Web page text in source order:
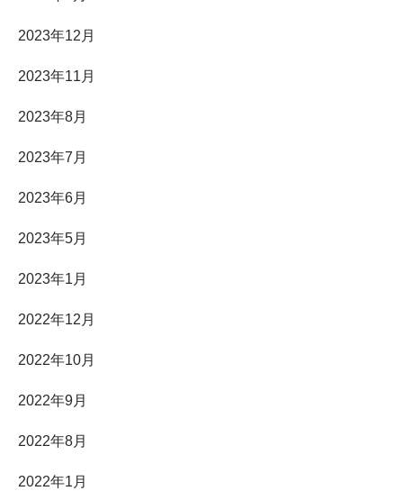
2023年12月
2023年11月
2023年8月
2023年7月
2023年6月
2023年5月
2023年1月
2022年12月
2022年10月
2022年9月
2022年8月
2022年1月